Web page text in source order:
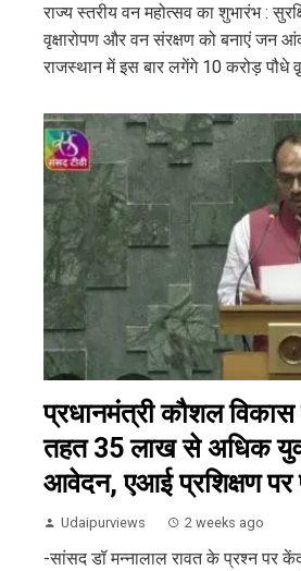
राज्य स्तरीय वन महोत्सव का शुभारंभ :
वृक्षारोपण और वन संरक्षण को बनाएं जन
राजस्थान में इस बार लगेंगे 10 करोड़ पौधे
प्रधानमंत्री कौशल
तहत 35 लाख से अधिक
आवेदन, एआई प्रशिक्षण
Udaipurviews 2 weeks ago
-सांसद डॉ मन्नालाल रावत के प्रश्न पर